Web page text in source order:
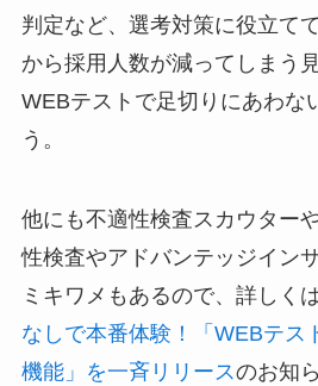
判定など、選考対策に役立て
から採用人数が減ってしまう
WEBテストで足切りにあわな
う。
他にも不適性検査スカウター
性検査やアドバンテッジイン
ミキワメもあるので、詳しく
なしで本番体験！「WEBテス
機能」を一斉リリースのお知